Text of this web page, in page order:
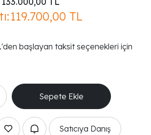
119.700,00 TL
'den başlayan taksit seçenekleri için
Satıcıya Danış